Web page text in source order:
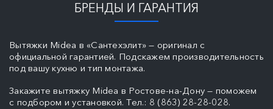
БРЕНДЫ И ГАРАНТИЯ
Вытяжки Midea в «Сантехэлит» — оригинал с
официальной гарантией. Подскажем производительность
под вашу кухню и тип монтажа.
Закажите вытяжку Midea в Ростове-на-Дону — поможем
с подбором и установкой. Тел.: 8 (863) 28-28-028.